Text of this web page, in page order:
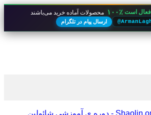
فعال است ۱۰۰٪ محصولات آماده خرید می‌باشند
ارسال پیام در تلگرام